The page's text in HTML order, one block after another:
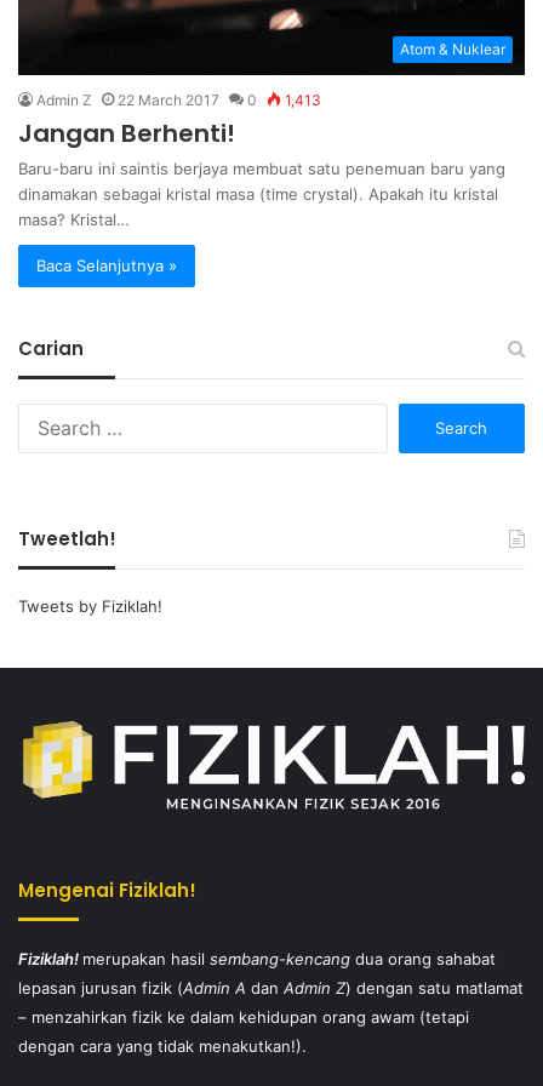
Atom & Nuklear
Admin Z 22 March 2017 0 1,413
Jangan Berhenti!
Baru-baru ini saintis berjaya membuat satu penemuan baru yang
dinamakan sebagai kristal masa (time crystal). Apakah itu kristal
masa? Kristal…
Baca Selanjutnya »
Carian
Tweetlah!
Tweets by Fiziklah!
Mengenai Fiziklah!
Fiziklah! merupakan hasil sembang-kencang dua orang sahabat
lepasan jurusan fizik (Admin A dan Admin Z) dengan satu matlamat
– menzahirkan fizik ke dalam kehidupan orang awam (tetapi
dengan cara yang tidak menakutkan!).